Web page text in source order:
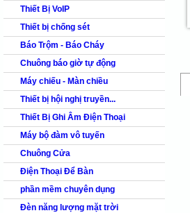
Thiết Bị VoIP
Thiết bị chống sét
Báo Trộm - Báo Cháy
Chuông báo giờ tự động
Máy chiếu - Màn chiều
Thiết bị hội nghị truyền...
Thiết Bị Ghi Âm Điện Thoại
Máy bộ đàm vô tuyến
Chuông Cửa
Điện Thoại Để Bàn
phần mềm chuyên dụng
Đèn năng lượng mặt trời